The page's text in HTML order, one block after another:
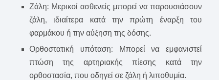
Ζάλη: Μερικοί ασθενείς μπορεί να παρουσιάσουν
ζάλη, ιδιαίτερα κατά την πρώτη έναρξη του
φαρμάκου ή την αύξηση της δόσης.
Ορθοστατική υπόταση: Μπορεί να εμφανιστεί
πτώση της αρτηριακής πίεσης κατά την
ορθοστασία, που οδηγεί σε ζάλη ή λιποθυμία.